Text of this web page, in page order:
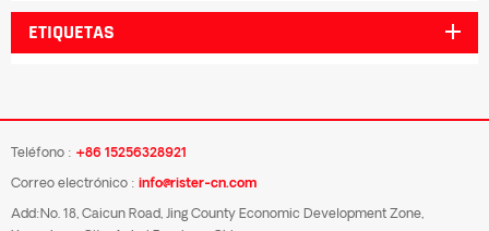
ETIQUETAS
Teléfono : +86 15256328921
Correo electrónico : info@rister-cn.com
Add:No. 18, Caicun Road, Jing County Economic Development Zone,